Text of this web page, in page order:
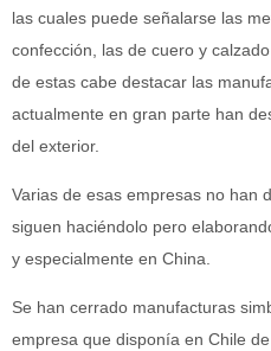
las cuales puede señalarse las
confección, las de cuero y
de estas cabe destacar las
actualmente en gran parte han
del exterior.
Varias de esas empresas no han
siguen haciéndolo pero
y especialmente en China.
Se han cerrado manufacturas
empresa que disponía en Chile